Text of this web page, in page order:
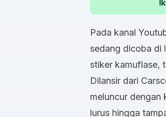
Pada kanal
sedang dicoba di
stiker kamuflase,
Dilansir dari
meluncur dengan
lurus hingga